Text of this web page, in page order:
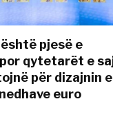
pjesë e
qytetarët e
për dizajnin
euro